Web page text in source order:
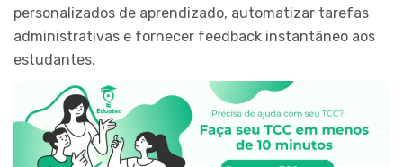
personalizados de aprendizado, automatizar tarefas
administrativas e fornecer feedback instantâneo aos
estudantes.